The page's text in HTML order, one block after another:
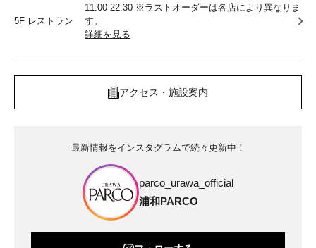
5F レストラン
11:00-22:30 ※ラストオーダーは各店により異なりま
す。
詳細を見る
アクセス・施設案内
最新情報をインスタグラムで続々更新中！
parco_urawa_official
浦和PARCO